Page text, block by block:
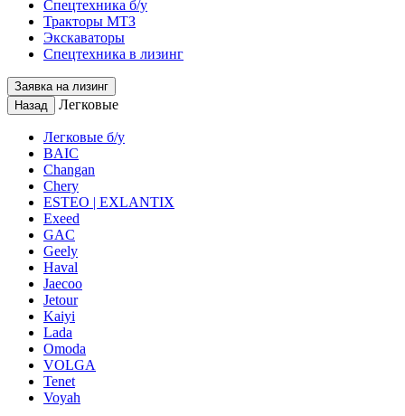
Спецтехника б/у
Тракторы МТЗ
Экскаваторы
Спецтехника в лизинг
Заявка на лизинг
Назад
Легковые
Легковые б/у
BAIC
Changan
Chery
ESTEO | EXLANTIX
Exeed
GAC
Geely
Haval
Jaecoo
Jetour
Kaiyi
Lada
Omoda
VOLGA
Tenet
Voyah